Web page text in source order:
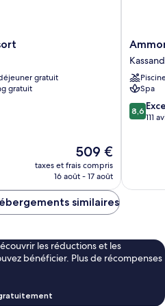
gratuit
gratuit
Le
nouveau
prix
de
509 €
taxes et frais compris
16 août - 17 août
Ammon
Zeus
Luxury
Beach
Hotel
Spa
8.6
sur
8,6
111
similaires
les réductions et les
bénéficier. Plus de récompenses
gratuitement